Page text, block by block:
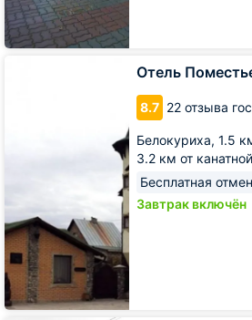
Отель
8.7 22 отзыва
Белокуриха, 1.5
3.2 км от
Бесплатная
Завтрак включён